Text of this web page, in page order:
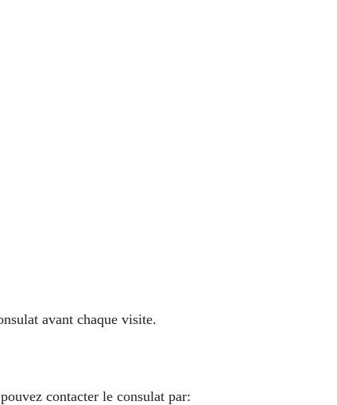
avant chaque visite.
contacter le consulat par: